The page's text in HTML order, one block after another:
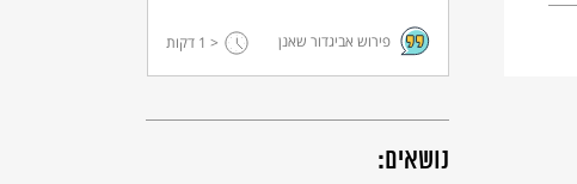
פירוש אביגדור שאנן < 1 דקות
נושאים: